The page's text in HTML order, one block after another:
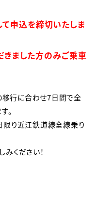
て申込を締切いたしま
ました方のみご乗車
行に合わせ7日間で全
。
り近江鉄道線全線乗り
ください！